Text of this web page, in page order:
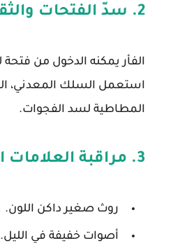
2. سدّ الفتحات والثقوب
استعمل السلك المعدني،
المطاطية لسد الفجوات.
3. مراقبة العلامات المبكرة
روث صغير داكن اللون.
أصوات خفيفة في الليل.